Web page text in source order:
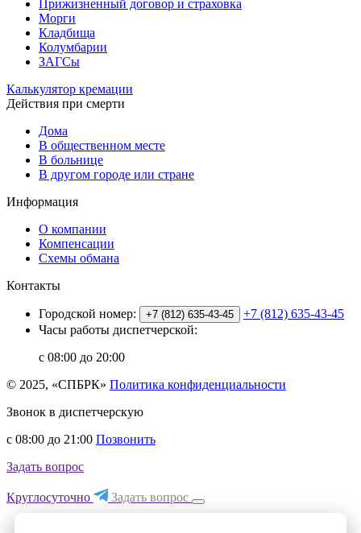
Прижизненный договор и страховка
Морги
Кладбища
Колумбарии
ЗАГСы
Калькулятор кремации
Действия при смерти
Дома
В общественном месте
В больнице
В другом городе или стране
Информация
О компании
Компенсации
Схемы обмана
Контакты
Городской номер: +7 (812) 635-43-45
+7 (812) 635-43-45
Часы работы диспетчерской:
с 08:00 до 20:00
© 2025, «СПБРК» Политика конфиденциальности
Звонок в диспетчерскую
с 08:00 до 21:00 Позвонить
Задать вопрос
Круглосуточно Задать вопрос